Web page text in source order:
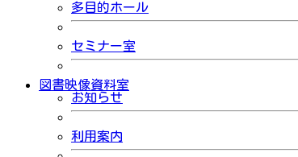
多目的ホール
セミナー室
図書映像資料室
お知らせ
利用案内